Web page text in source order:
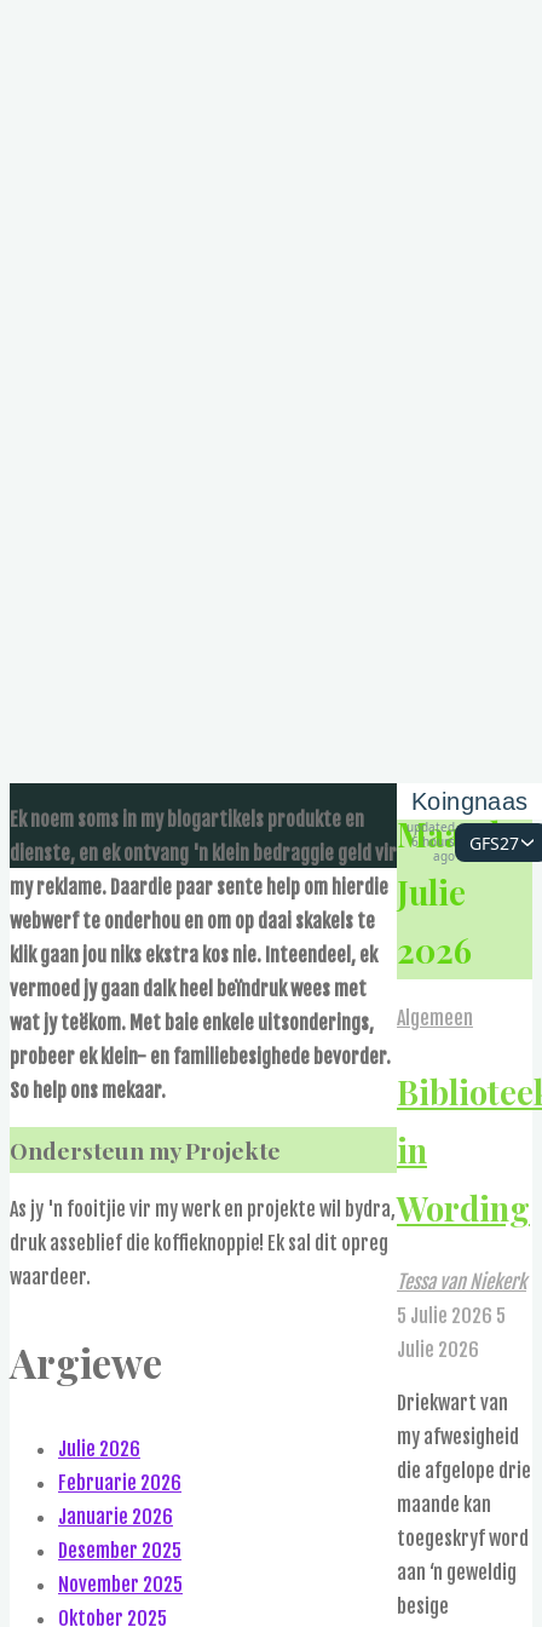
Maand:
Julie
2026
Algemeen
in
Wording
Tessa van Niekerk
5 Julie 2026 5
Julie 2026
Driekwart van
my afwesigheid
die afgelope drie
maande kan
toegeskryf word
aan ‘n geweldig
besige
Ek noem soms in my blogartikels produkte en
dienste, en ek ontvang 'n klein bedraggie geld vir
my reklame. Daardie paar sente help om hierdie
webwerf te onderhou en om op daai skakels te
klik gaan jou niks ekstra kos nie. Inteendeel, ek
vermoed jy gaan dalk heel beïndruk wees met
wat jy teëkom. Met baie enkele uitsonderings,
probeer ek klein- en familiebesighede bevorder.
So help ons mekaar.
Ondersteun my Projekte
As jy 'n fooitjie vir my werk en projekte wil bydra,
druk asseblief die koffieknoppie! Ek sal dit opreg
waardeer.
Argiewe
Julie 2026
Februarie 2026
Januarie 2026
Desember 2025
November 2025
Oktober 2025
Koingnaas
updated
6 hours
ago
GFS27